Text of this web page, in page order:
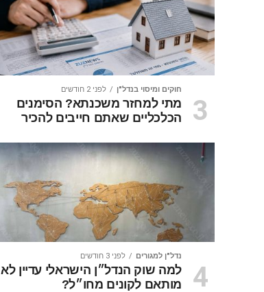
חוקים ומיסוי בנדל"ן לפני 2 חודשים
מתי למחזר משכנתא? הסימנים
הכלכליים שאתם חייבים להכיר
נדל"ן למגורים לפני 3 חודשים
למה שוק הנדל״ן הישראלי עדיין לא
מותאם לקונים מחו״ל?